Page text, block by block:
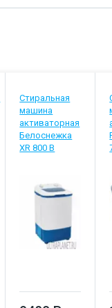
Стиральная
машина
активаторная
Белоснежка
XR 800 B